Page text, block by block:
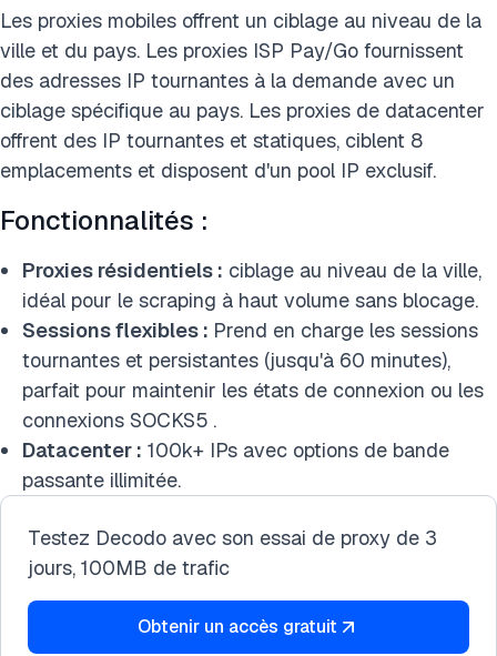
Les proxies mobiles offrent un ciblage au niveau de la
ville et du pays. Les proxies ISP Pay/Go fournissent
des adresses IP tournantes à la demande avec un
ciblage spécifique au pays. Les proxies de datacenter
offrent des IP tournantes et statiques, ciblent 8
emplacements et disposent d'un pool IP exclusif.
Fonctionnalités :
Proxies résidentiels : ciblage au niveau de la ville,
idéal pour le scraping à haut volume sans blocage.
Sessions flexibles : Prend en charge les sessions
tournantes et persistantes (jusqu'à 60 minutes),
parfait pour maintenir les états de connexion ou les
connexions SOCKS5 .
Datacenter : 100k+ IPs avec options de bande
passante illimitée.
Testez Decodo avec son essai de proxy de 3
jours, 100MB de trafic
Obtenir un accès gratuit